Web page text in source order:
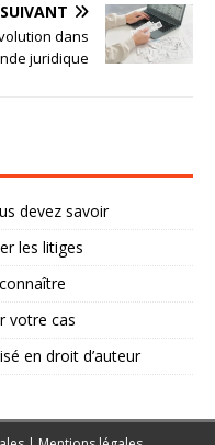
SUIVANT
dans
juridique
devez savoir
les litiges
votre cas
en droit d’auteur